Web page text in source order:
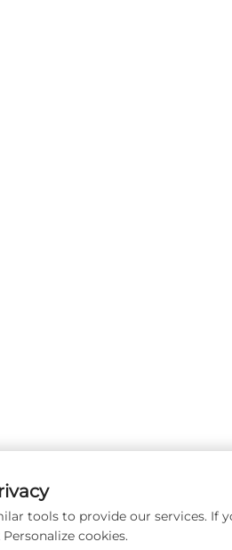
tools to provide our services. If
cookies.